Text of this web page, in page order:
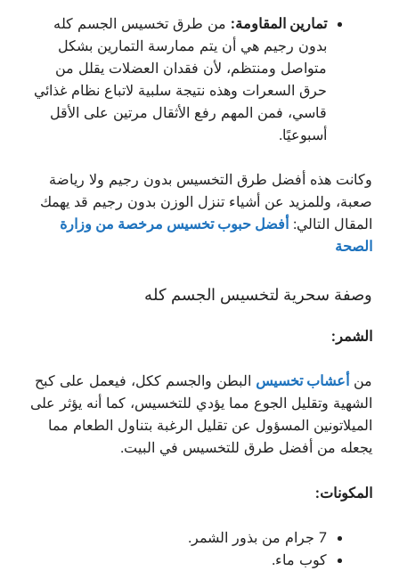
تمارين المقاومة: من طرق تخسيس الجسم كله
بدون رجيم هي أن يتم ممارسة التمارين بشكل
متواصل ومنتظم، لأن فقدان العضلات يقلل من
حرق السعرات وهذه نتيجة سلبية لاتباع نظام غذائي
قاسي، فمن المهم رفع الأثقال مرتين على الأقل
أسبوعيًا.
وكانت هذه أفضل طرق التخسيس بدون رجيم ولا رياضة
صعبة، وللمزيد عن أشياء تنزل الوزن بدون رجيم قد يهمك
المقال التالي: أفضل حبوب تخسيس مرخصة من وزارة
الصحة
وصفة سحرية لتخسيس الجسم كله
الشمر:
من أعشاب تخسيس البطن والجسم ككل، فيعمل على كبح
الشهية وتقليل الجوع مما يؤدي للتخسيس، كما أنه يؤثر على
الميلاتونين المسؤول عن تقليل الرغبة بتناول الطعام مما
يجعله من أفضل طرق للتخسيس في البيت.
المكونات:
7 جرام من بذور الشمر.
كوب ماء.